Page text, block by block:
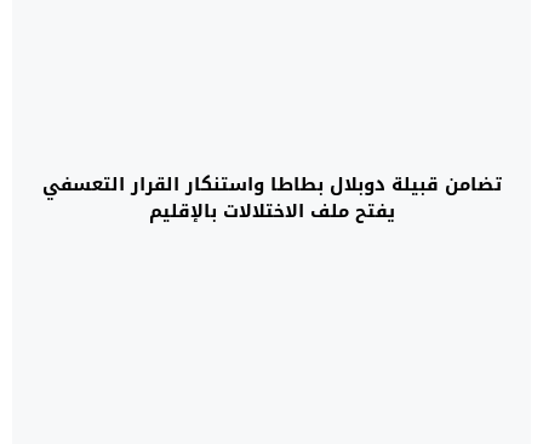
تضامن قبيلة دوبلال بطاطا واستنكار القرار التعسفي
يفتح ملف الاختلالات بالإقليم